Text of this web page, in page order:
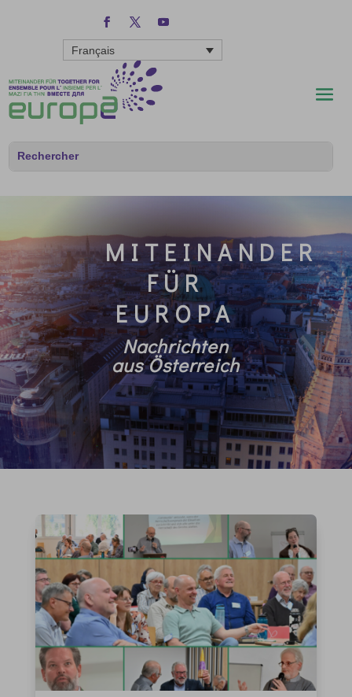
Français
MITEINANDER
FÜR
EUROPA
Nachrichten
aus Österreich